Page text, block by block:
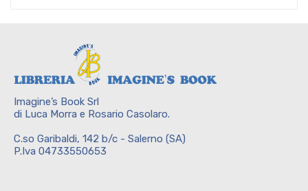
Imagine’s Book Srl
di Luca Morra e Rosario Casolaro.
C.so Garibaldi, 142 b/c - Salerno (SA)
P.Iva 04733550653